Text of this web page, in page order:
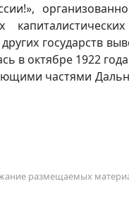
государств
в октябре 1922
частями
размещаемых